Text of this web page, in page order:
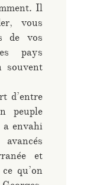
Il
vous
de vos
pays
souvent
d’entre
peuple
envahi
et
qu’on